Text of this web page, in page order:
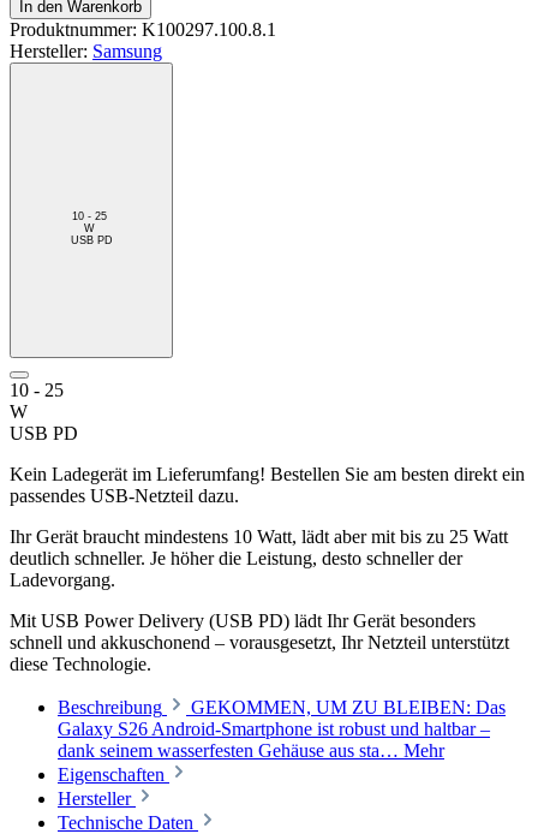
In den Warenkorb
Produktnummer: K100297.100.8.1
Hersteller: Samsung
10 - 25
W
USB PD
10 - 25
W
USB PD
Kein Ladegerät im Lieferumfang! Bestellen Sie am besten direkt ein
passendes USB-Netzteil dazu.
Ihr Gerät braucht mindestens 10 Watt, lädt aber mit bis zu 25 Watt
deutlich schneller. Je höher die Leistung, desto schneller der
Ladevorgang.
Mit USB Power Delivery (USB PD) lädt Ihr Gerät besonders
schnell und akkuschonend – vorausgesetzt, Ihr Netzteil unterstützt
diese Technologie.
Beschreibung
GEKOMMEN, UM ZU BLEIBEN: Das
Galaxy S26 Android-Smartphone ist robust und haltbar –
dank seinem wasserfesten Gehäuse aus sta… Mehr
Eigenschaften
Hersteller
Technische Daten